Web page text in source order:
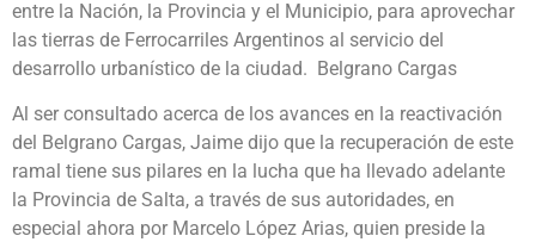
entre la Nación, la Provincia y el Municipio, para aprovechar
las tierras de Ferrocarriles Argentinos al servicio del
desarrollo urbanístico de la ciudad. Belgrano Cargas
Al ser consultado acerca de los avances en la reactivación
del Belgrano Cargas, Jaime dijo que la recuperación de este
ramal tiene sus pilares en la lucha que ha llevado adelante
la Provincia de Salta, a través de sus autoridades, en
especial ahora por Marcelo López Arias, quien preside la